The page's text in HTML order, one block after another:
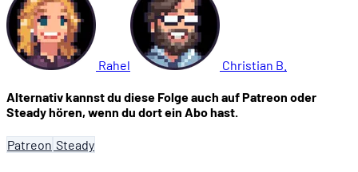
Rahel Christian B.
Alternativ kannst du diese Folge auch auf Patreon oder
Steady hören, wenn du dort ein Abo hast.
Patreon Steady